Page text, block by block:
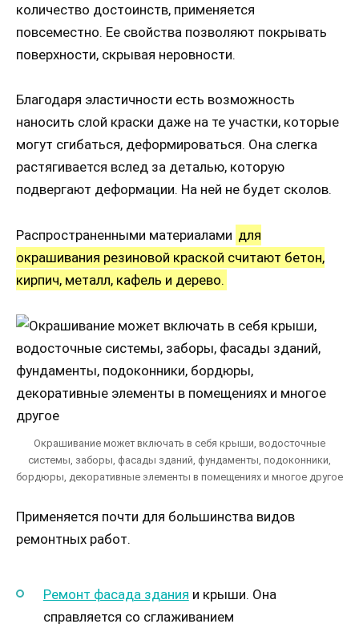
количество достоинств, применяется
повсеместно. Ее свойства позволяют покрывать
поверхности, скрывая неровности.
Благодаря эластичности есть возможность
наносить слой краски даже на те участки, которые
могут сгибаться, деформироваться. Она слегка
растягивается вслед за деталью, которую
подвергают деформации. На ней не будет сколов.
Распространенными материалами для
окрашивания резиновой краской считают бетон,
кирпич, металл, кафель и дерево.
Окрашивание может включать в себя крыши, водосточные
системы, заборы, фасады зданий, фундаменты, подоконники,
бордюры, декоративные элементы в помещениях и многое другое
Применяется почти для большинства видов
ремонтных работ.
Ремонт фасада здания и крыши. Она
справляется со сглаживанием